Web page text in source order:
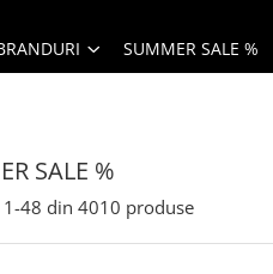
SUMMER SALE %
SALE %
1-48 din 4010 produse